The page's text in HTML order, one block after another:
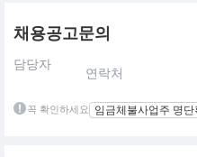
채용공고문의
담당자
연락처
꼭 확인하세요 임금체불사업주 명단